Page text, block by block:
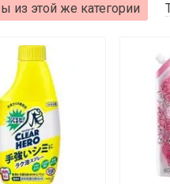
из этой же категории